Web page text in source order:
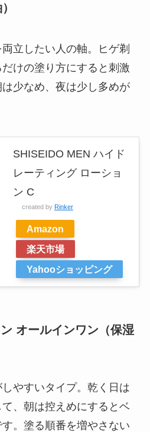
立したい人の軸。ヒゲ剃
けの塗り方にすると刺激
少なめ、夜は少し多めが
SHISEIDO MEN ハイド
レーティング ローショ
ン C
created by Rinker
Amazon
楽天市場
Yahooショッピング
オールインワン（保湿
やすいタイプ。乾く日は
、朝は控えめにするとベ
。塗る順番を増やさない